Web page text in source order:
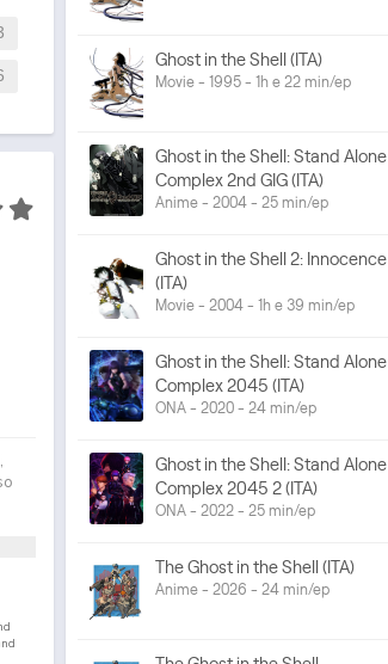
Ghost in the Shell (ITA)
Movie - 1995 - 1h e 22 min/ep
Ghost in the Shell: Stand Alone
Complex 2nd GIG (ITA)
Anime - 2004 - 25 min/ep
Ghost in the Shell 2: Innocence
(ITA)
Movie - 2004 - 1h e 39 min/ep
Ghost in the Shell: Stand Alone
Complex 2045 (ITA)
ONA - 2020 - 24 min/ep
Ghost in the Shell: Stand Alone
Complex 2045 2 (ITA)
ONA - 2022 - 25 min/ep
The Ghost in the Shell (ITA)
Anime - 2026 - 24 min/ep